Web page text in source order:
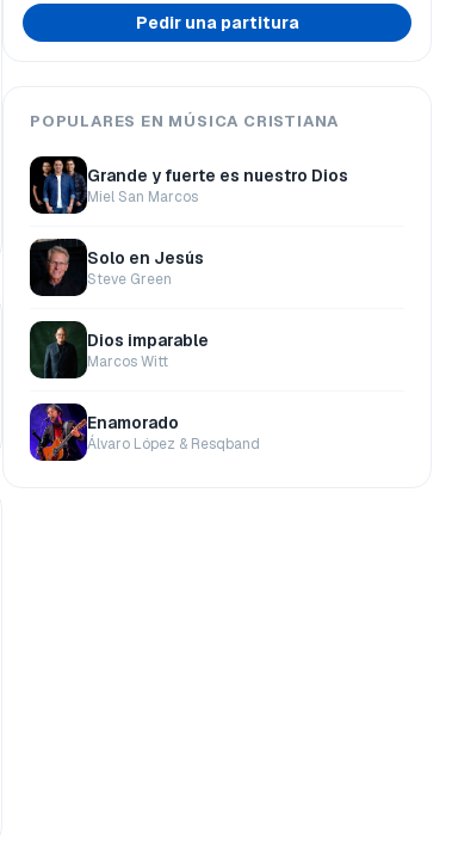
Pedir una partitura
POPULARES EN MÚSICA CRISTIANA
Grande y fuerte es nuestro Dios
Miel San Marcos
Solo en Jesús
Steve Green
Dios imparable
Marcos Witt
Enamorado
Álvaro López & Resqband